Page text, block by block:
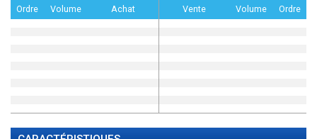
Ordre Volume Achat Vente Volume Ordre